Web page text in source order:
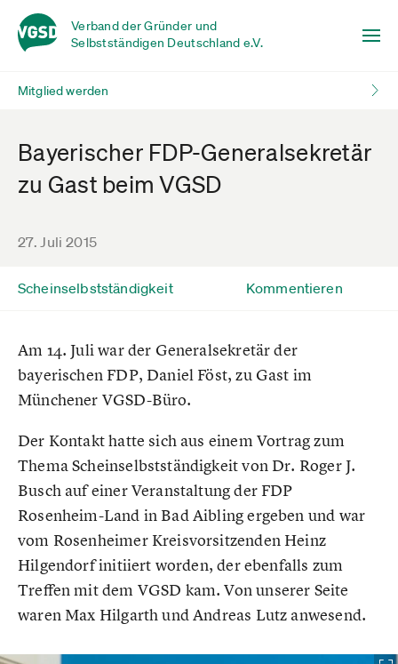
Verband der Gründer und
Selbstständigen Deutschland e.V.
Mitglied werden
Bayerischer FDP-Generalsekretär
zu Gast beim VGSD
27. Juli 2015
Scheinselbstständigkeit Kommentieren
Am 14. Juli war der Generalsekretär der
bayerischen FDP, Daniel Föst, zu Gast im
Münchener VGSD-Büro.
Der Kontakt hatte sich aus einem Vortrag zum
Thema Scheinselbstständigkeit von Dr. Roger J.
Busch auf einer Veranstaltung der FDP
Rosenheim-Land in Bad Aibling ergeben und war
vom Rosenheimer Kreisvorsitzenden Heinz
Hilgendorf initiiert worden, der ebenfalls zum
Treffen mit dem VGSD kam. Von unserer Seite
waren Max Hilgarth und Andreas Lutz anwesend.